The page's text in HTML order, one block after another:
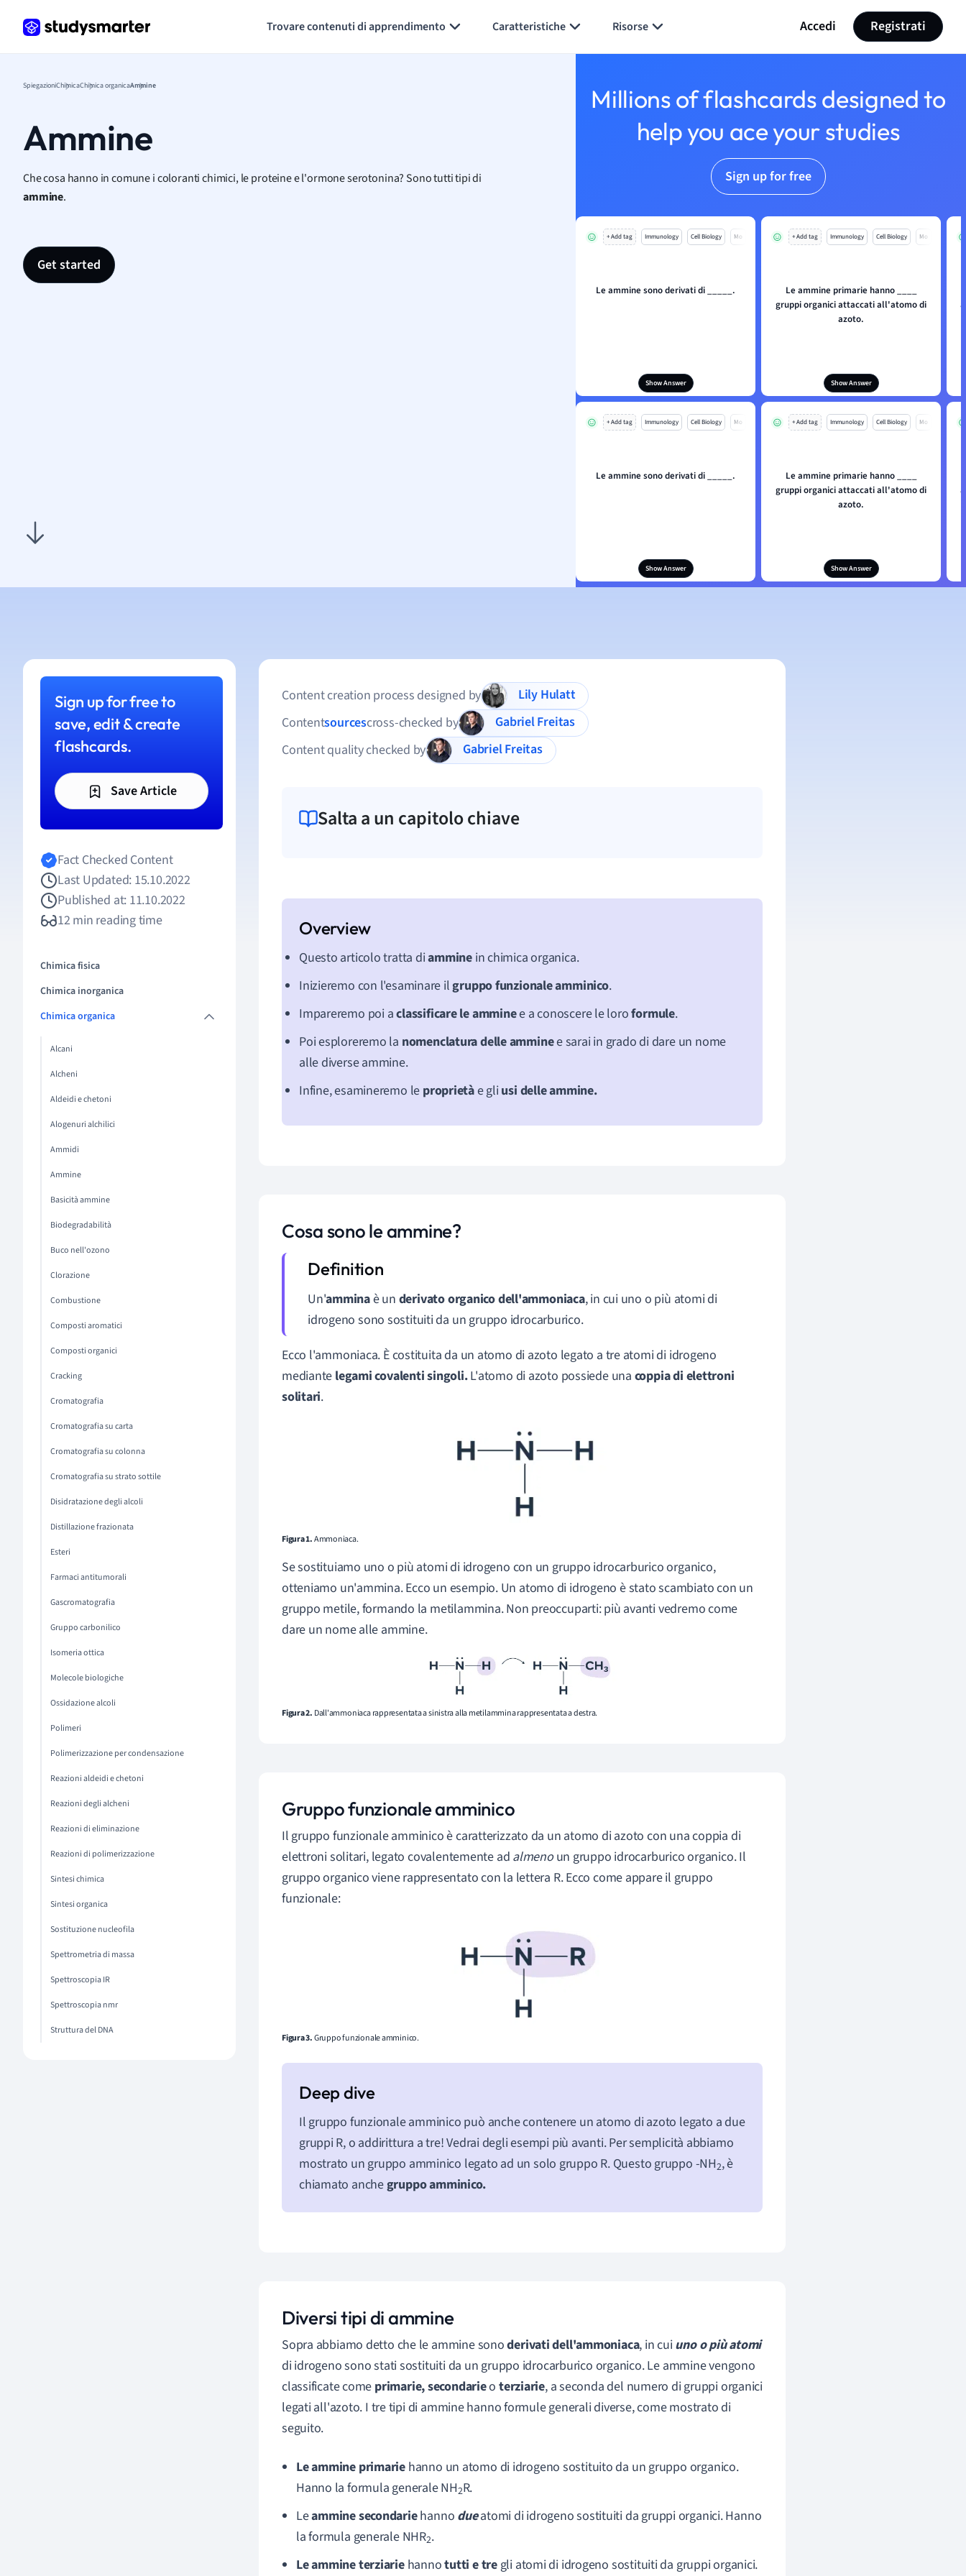
Trovare contenuti di apprendimento Caratteristiche Risorse Accedi Registrati
SpiegazioniChimicaChimica organicaAmmine
Ammine
Che cosa hanno in comune i coloranti chimici, le proteine e l'ormone serotonina? Sono tutti tipi di
ammine.
Get started
Millions of flashcards designed to
help you ace your studies
Sign up for free
+ Add tag Immunology Cell Biology Mo
Le ammine sono derivati di _____.
Show Answer
+ Add tag Immunology Cell Biology Mo
Le ammine primarie hanno ____
gruppi organici attaccati all'atomo di
azoto.
Show Answer
+ Add tag Immunology Cell Biology Mo
Le ammine sono derivati di _____.
Show Answer
+ Add tag Immunology Cell Biology Mo
Le ammine primarie hanno ____
gruppi organici attaccati all'atomo di
azoto.
Show Answer
Sign up for free to
save, edit & create
flashcards.
Save Article
Fact Checked Content
Last Updated: 15.10.2022
Published at: 11.10.2022
12 min reading time
Chimica fisica
Chimica inorganica
Chimica organica
Alcani
Alcheni
Aldeidi e chetoni
Alogenuri alchilici
Ammidi
Ammine
Basicità ammine
Biodegradabilità
Buco nell'ozono
Clorazione
Combustione
Composti aromatici
Composti organici
Cracking
Cromatografia
Cromatografia su carta
Cromatografia su colonna
Cromatografia su strato sottile
Disidratazione degli alcoli
Distillazione frazionata
Esteri
Farmaci antitumorali
Gascromatografia
Gruppo carbonilico
Isomeria ottica
Molecole biologiche
Ossidazione alcoli
Polimeri
Polimerizzazione per condensazione
Reazioni aldeidi e chetoni
Reazioni degli alcheni
Reazioni di eliminazione
Reazioni di polimerizzazione
Sintesi chimica
Sintesi organica
Sostituzione nucleofila
Spettrometria di massa
Spettroscopia IR
Spettroscopia nmr
Struttura del DNA
Content creation process designed by
Lily Hulatt
Contentsourcescross-checked by
Gabriel Freitas
Content quality checked by
Gabriel Freitas
Salta a un capitolo chiave
Questo articolo tratta diamminein chimica organica.
Inizieremo con l'esaminare ilgruppo funzionale amminico.
Impareremo poi aclassificare le amminee a conoscere le loroformule.
Poi esploreremo la nomenclatura delle amminee sarai in grado di dare un nome
alle diverse ammine.
Infine, esamineremo le proprietàe gliusi delle ammine.
Cosa sono le ammine?
Un'amminaè un derivato organico dell'ammoniaca, in cui uno o più atomi di
idrogeno sono sostituiti da un gruppo idrocarburico.
Ecco l'ammoniaca. È costituita da un atomo di azoto legato a tre atomi di idrogeno
mediante legami covalenti singoli.L'atomo di azoto possiede una coppia di elettroni
solitari.
Figura 1.Ammoniaca.
Se sostituiamo uno o più atomi di idrogeno con un gruppo idrocarburico organico,
otteniamo un'ammina. Ecco un esempio. Un atomo di idrogeno è stato scambiato con un
gruppo metile, formando la metilammina. Non preoccuparti: più avanti vedremo come
dare un nome alle ammine.
Figura 2. Dall'ammoniaca rappresentata a sinistra alla metilammina rappresentata a destra.
Gruppo funzionale amminico
Il gruppo funzionale amminico è caratterizzato da un atomo di azoto con una coppia di
elettroni solitari, legato covalentemente ad almenoun gruppo idrocarburico organico. Il
gruppo organico viene rappresentato con la lettera R. Ecco come appare il gruppo
funzionale:
Figura 3.Gruppo funzionale amminico.
Il gruppo funzionale amminico può anche contenere un atomo di azoto legato a due
gruppi R, o addirittura a tre! Vedrai degli esempi più avanti. Per semplicità abbiamo
mostrato un gruppo amminico legato ad un solo gruppo R. Questo gruppo -NH2, è
chiamato anche gruppo amminico.
Diversi tipi di ammine
Sopra abbiamo detto che le ammine sonoderivati dell'ammoniaca, in cuiuno o più atomi
di idrogeno sono stati sostituiti da un gruppo idrocarburico organico. Le ammine vengono
classificate come primarie, secondarieo terziarie, a seconda del numero di gruppi organici
legati all'azoto. I tre tipi di ammine hanno formule generali diverse, come mostrato di
seguito.
Le ammine primarie hanno un atomo di idrogeno sostituito da un gruppo organico.
Hanno la formula generaleNH2R.
Leammine secondariehanno dueatomi di idrogeno sostituiti da gruppi organici. Hanno
la formula generale NHR2.
Le ammine terziariehannotutti e tre gli atomi di idrogeno sostituiti da gruppi organici.